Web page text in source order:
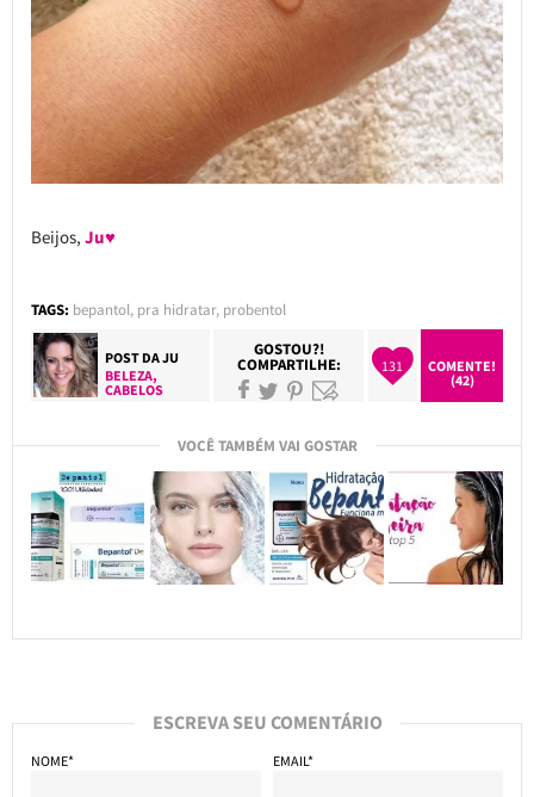
Beijos, Ju♥
TAGS: bepantol, pra hidratar, probentol
POST DAJU
BELEZA,
CABELOS
GOSTOU?!
COMPARTILHE: 131
COMENTE!
(42)
VOCÊ TAMBÉM VAI GOSTAR
ESCREVA SEU COMENTÁRIO
NOME* EMAIL*